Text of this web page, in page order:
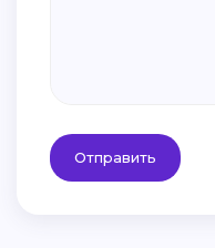
Отправить